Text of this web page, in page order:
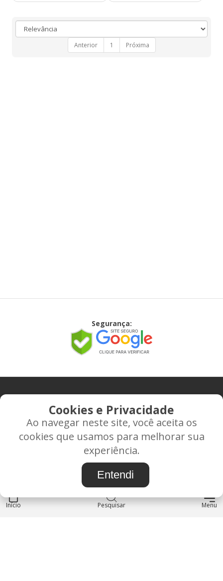
Início Pesquisar Menu
Anterior 1 Próxima
Segurança:
CONTATO
Rua Alice Frateano Figueiredo, 11-44 - Vila Triagem -
BAURU/SP - CEP: 17.030-038
CNPJ: 37.022.538/0001-07
INSTITUCIONAL
Cookies e Privacidade
Ao navegar neste site, você aceita os
cookies que usamos para melhorar sua
experiência.
Entendi